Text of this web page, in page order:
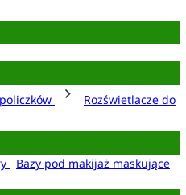
Rozświetlacze do
Bazy pod makijaż maskujące